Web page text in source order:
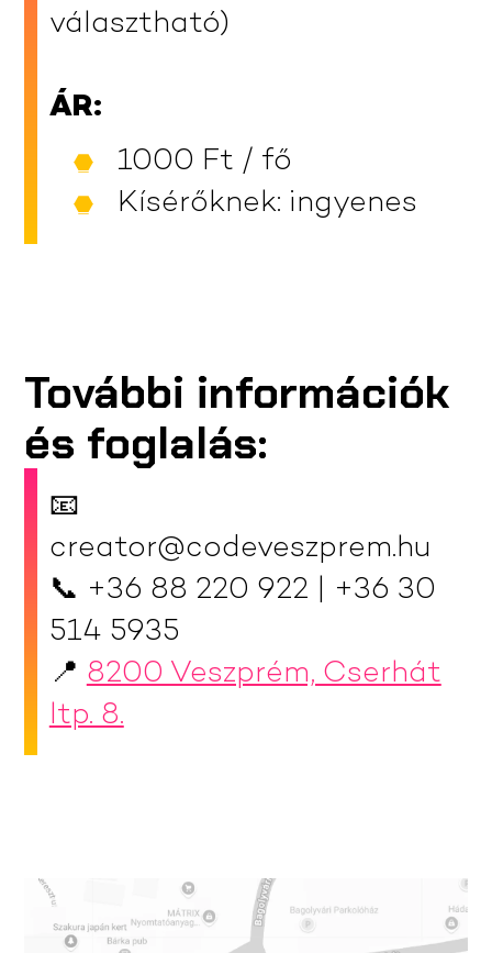
választható)
ÁR:
1000 Ft / fő
Kísérőknek: ingyenes
További információk
és foglalás:
📧
creator@codeveszprem.hu
📞 +36 88 220 922 | +36 30
514 5935
📍 8200 Veszprém, Cserhát
ltp. 8.